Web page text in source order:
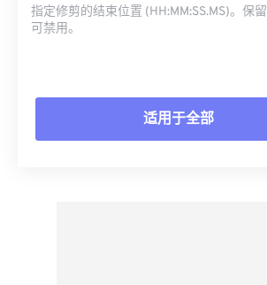
指定修剪的结束位置 (HH:MM:SS.MS)。保
可禁用。
适用于全部